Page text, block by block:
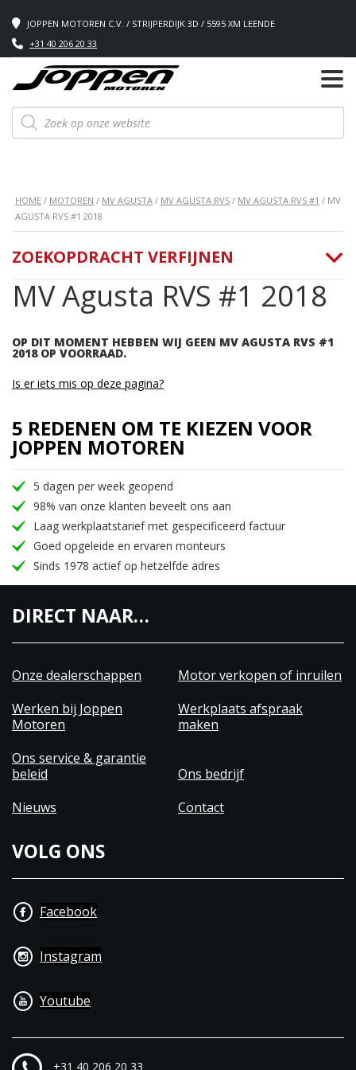
JOPPEN MOTOREN C.V. / STRIJPERDIJK 3D / 5595 XM LEENDE
+31 40 206 20 33
Producten
zoeken
HOME / MOTOREN / MV AGUSTA / MV AGUSTA RVS / MV AGUSTA RVS #1 / MV
AGUSTA RVS #1 2018
MV Agusta RVS #1 2018
OP DIT MOMENT HEBBEN WIJ GEEN MV AGUSTA RVS #1
2018 OP VOORRAAD.
ZOEKOPDRACHT VERFIJNEN
Is er iets mis op deze pagina?
5 REDENEN OM TE KIEZEN VOOR
JOPPEN MOTOREN
5 dagen per week geopend
98% van onze klanten beveelt ons aan
Laag werkplaatstarief met gespecificeerd factuur
Goed opgeleide en ervaren monteurs
Sinds 1978 actief op hetzelfde adres
DIRECT NAAR…
Onze dealerschappen
Motor verkopen of inruilen
Werken bij Joppen
Motoren
Werkplaats afspraak
maken
Ons service & garantie
beleid
Ons bedrijf
Nieuws
Contact
VOLG ONS
Facebook
Instagram
Youtube
+31 40 206 20 33